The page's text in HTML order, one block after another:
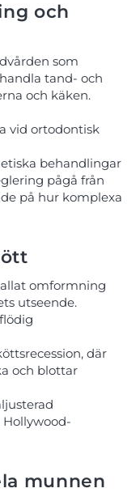
och
som
tand- och
och käken.
vid ortodontisk
behandlingar
pågå från
på hur komplexa
omformning
utseende.
där
och blottar
munnen